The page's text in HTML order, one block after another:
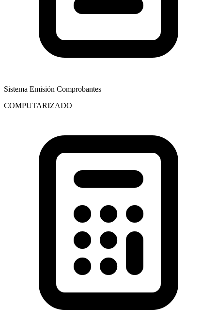
Sistema Emisión Comprobantes
COMPUTARIZADO